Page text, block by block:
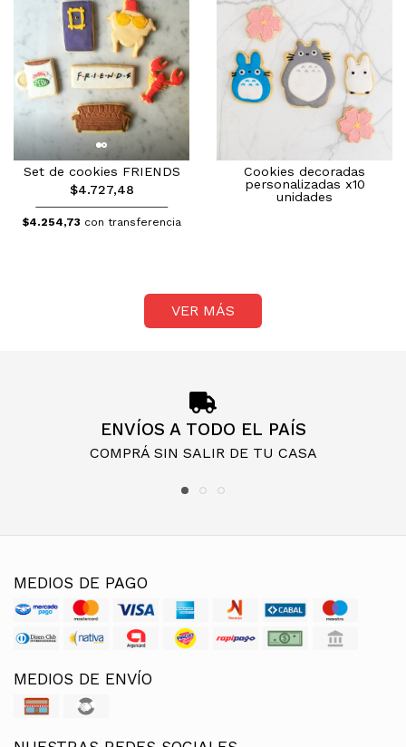
Set de cookies FRIENDS
$4.727,48
$4.254,73 con transferencia
Cookies decoradas
personalizadas x10
unidades
VER MÁS
ENVÍOS A TODO EL PAÍS
COMPRÁ SIN SALIR DE TU CASA
MEDIOS DE PAGO
MEDIOS DE ENVÍO